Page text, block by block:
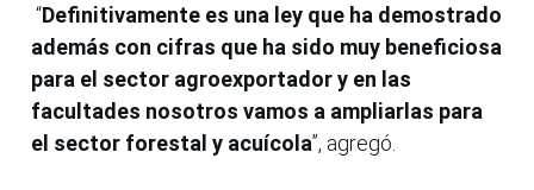
“Definitivamente es una ley que ha demostrado
además con cifras que ha sido muy beneficiosa
para el sector agroexportador y en las
facultades nosotros vamos a ampliarlas para
el sector forestal y acuícola”, agregó.